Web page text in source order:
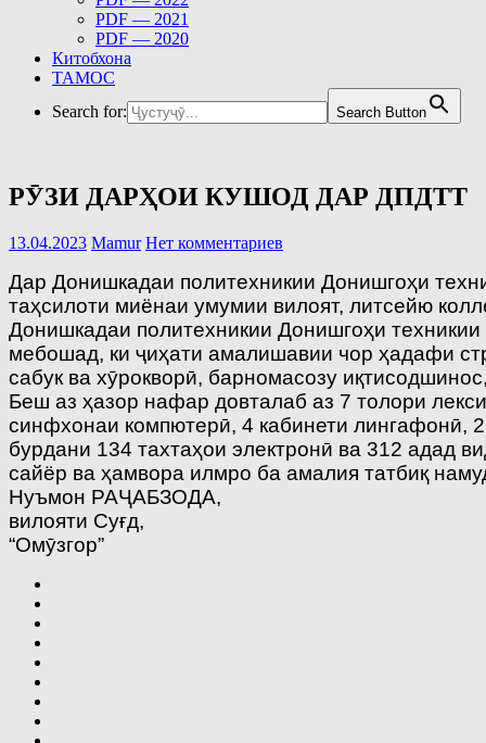
PDF — 2021
PDF — 2020
Китобхона
ТАМОС
Search for:
Search Button
РӮЗИ ДАРҲОИ КУШОД ДАР ДПДТТ
13.04.2023 Mamur Нет комментариев
Дар Донишкадаи политехникии Донишгоҳи
таҳсилоти миёнаи умумии вилоят, литсейю
Донишкадаи политехникии Донишгоҳи
мебошад, ки ҷиҳати амалишавии чор ҳадафи
сабук ва хӯрокворӣ, барномасозу
Беш аз ҳазор нафар довталаб аз 7 толори
синфхонаи компютерӣ, 4 кабинети лингафонӣ,
бурдани 134 тахтаҳои электронӣ ва 312 адад
сайёр ва ҳамвора илмро ба амалия татбиқ
Нуъмон РАҶАБЗОДА,
вилояти Суғд,
“Омӯзгор”